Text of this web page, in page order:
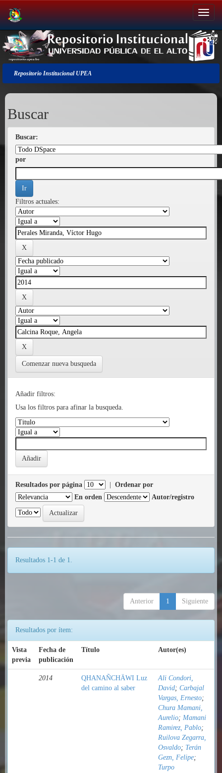
Salir
de
la
navegación
Repositorio Institucional UPEA
Buscar
Buscar:
por
Filtros actuales:
Comenzar nueva busqueda
Añadir filtros:
Usa los filtros para afinar la busqueda.
Resultados por página
Ordenar por
En orden
Autor/registro
Resultados 1-1 de 1.
Anterior 1 Siguiente
Resultados por ítem:
Vista
previa
Fecha de
publicación
Título Autor(es)
2014
QHANAÑCHÄWI Luz
del camino al saber
Ali Condori,
David; Carbajal
Vargas, Ernesto;
Chura Mamani,
Aurelio; Mamani
Ramirez, Pablo;
Ruilova Zegarra,
Osvaldo; Terán
Gezn, Felipe;
Turpo